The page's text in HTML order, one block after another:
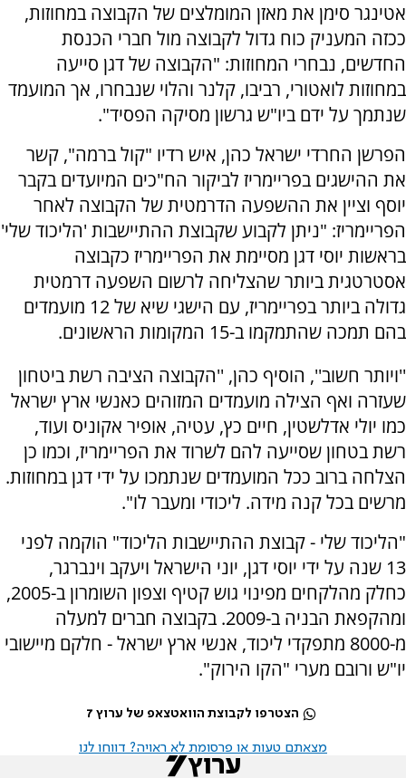
אטינגר סימן את מאזן המומלצים של הקבוצה במחוזות,
ככזה המעניק כוח גדול לקבוצה מול חברי הכנסת
החדשים, נבחרי המחוזות: "הקבוצה של דגן סייעה
במחוזות לואטורי, רביבו, קלנר והלוי שנבחרו, אך המועמד
שנתמך על ידם ביו"ש גרשון מסיקה הפסיד".
הפרשן החרדי ישראל כהן, איש רדיו "קול ברמה", קשר
את ההישגים בפריימריז לביקור הח"כים המיועדים בקבר
יוסף וציין את ההשפעה הדרמטית של הקבוצה לאחר
הפריימריז: "ניתן לקבוע שקבוצת ההתיישבות 'הליכוד שלי'
בראשות יוסי דגן מסיימת את הפריימריז כקבוצה
אסטרטגית ביותר שהצליחה לרשום השפעה דרמטית
גדולה ביותר בפריימריז, עם הישגי שיא של 12 מועמדים
בהם תמכה שהתמקמו ב-15 המקומות הראשונים.
''ויותר חשוב'', הוסיף כהן, ''הקבוצה הציבה רשת ביטחון
שעזרה ואף הצילה מועמדים המזוהים כאנשי ארץ ישראל
כמו יולי אדלשטין, חיים כץ, עטיה, אופיר אקוניס ועוד,
רשת בטחון שסייעה להם לשרוד את הפריימריז, וכמו כן
הצלחה ברוב ככל המועמדים שנתמכו על ידי דגן במחוזות.
מרשים בכל קנה מידה. ליכודי ומעבר לו".
"הליכוד שלי - קבוצת ההתיישבות הליכוד" הוקמה לפני
13 שנה על ידי יוסי דגן, יוני הישראל ויעקב וינברגר,
כחלק מהלקחים מפינוי גוש קטיף וצפון השומרון ב-2005,
ומהקפאת הבניה ב-2009. בקבוצה חברים למעלה
מ-8000 מתפקדי ליכוד, אנשי ארץ ישראל - חלקם מיישובי
יו"ש ורובם מערי "הקו הירוק".
הצטרפו לקבוצת הוואטצאפ של ערוץ 7
מצאתם טעות או פרסומת לא ראויה? דווחו לנו